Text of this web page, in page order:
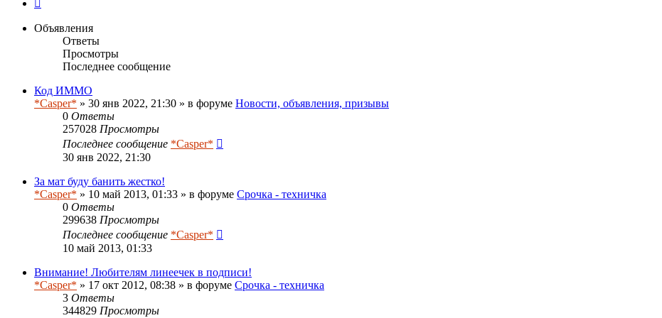
Объявления
Ответы
Просмотры
Последнее сообщение
Код ИММО
*Casper* » 30 янв 2022, 21:30 » в форуме Новости, объявления, призывы
0 Ответы
257028 Просмотры
Последнее сообщение *Casper*
30 янв 2022, 21:30
За мат буду банить жестко!
*Casper* » 10 май 2013, 01:33 » в форуме Срочка - техничка
0 Ответы
299638 Просмотры
Последнее сообщение *Casper*
10 май 2013, 01:33
Внимание! Любителям линеечек в подписи!
*Casper* » 17 окт 2012, 08:38 » в форуме Срочка - техничка
3 Ответы
344829 Просмотры